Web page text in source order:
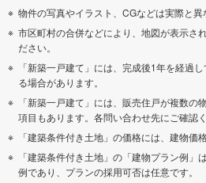
物件の写真やイラスト、CGなどは実際と異
市区町村の合併などにより、地図が表示さ
ださい。
「新築一戸建て」には、完成後1年を経過
る場合があります。
「新築一戸建て」には、販売住戸が複数の
項目もあります。各問い合わせ先にご確認く
「建築条件付き土地」の価格には、建物価
「建築条件付き土地」の「建物プラン例」
例であり、プランの採用可否は任意です。